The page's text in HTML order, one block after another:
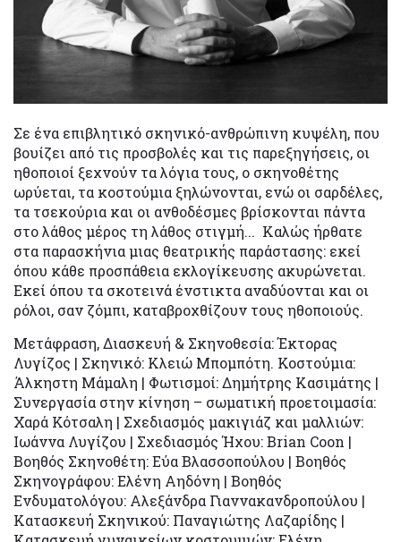
Σε ένα επιβλητικό σκηνικό-ανθρώπινη κυψέλη, που
βουίζει από τις προσβολές και τις παρεξηγήσεις, οι
ηθοποιοί ξεχνούν τα λόγια τους, ο σκηνοθέτης
ωρύεται, τα κοστούμια ξηλώνονται, ενώ οι σαρδέλες,
τα τσεκούρια και οι ανθοδέσμες βρίσκονται πάντα
στο λάθος μέρος τη λάθος στιγμή... Καλώς ήρθατε
στα παρασκήνια μιας θεατρικής παράστασης: εκεί
όπου κάθε προσπάθεια εκλογίκευσης ακυρώνεται.
Εκεί όπου τα σκοτεινά ένστικτα αναδύονται και οι
ρόλοι, σαν ζόμπι, καταβροχθίζουν τους ηθοποιούς.
Μετάφραση, Διασκευή & Σκηνοθεσία: Έκτορας
Λυγίζος | Σκηνικό: Κλειώ Μπομπότη. Κοστούμια:
Άλκηστη Μάμαλη | Φωτισμοί: Δημήτρης Κασιμάτης |
Συνεργασία στην κίνηση – σωματική προετοιμασία:
Χαρά Κότσαλη | Σχεδιασμός μακιγιάζ και μαλλιών:
Ιωάννα Λυγίζου | Σχεδιασμός Ήχου: Brian Coon |
Βοηθός Σκηνοθέτη: Εύα Βλασσοπούλου | Βοηθός
Σκηνογράφου: Ελένη Αηδόνη | Βοηθός
Eνδυματολόγου: Αλεξάνδρα Γιαννακανδροπούλου |
Κατασκευή Σκηνικού: Παναγιώτης Λαζαρίδης |